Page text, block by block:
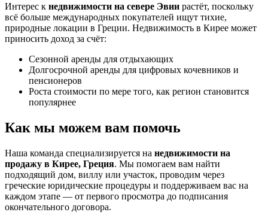
Интерес к недвижимости на севере Эвии растёт, поскольку
всё больше международных покупателей ищут тихие,
природные локации в Греции. Недвижимость в Кирее может
приносить доход за счёт:
Сезонной аренды для отдыхающих
Долгосрочной аренды для цифровых кочевников и
пенсионеров
Ростa стоимости по мере того, как регион становится
популярнее
Как мы можем вам помочь
Наша команда специализируется на недвижимости на
продажу в Кирее, Греция. Мы помогаем вам найти
подходящий дом, виллу или участок, проводим через
греческие юридические процедуры и поддерживаем вас на
каждом этапе — от первого просмотра до подписания
окончательного договора.